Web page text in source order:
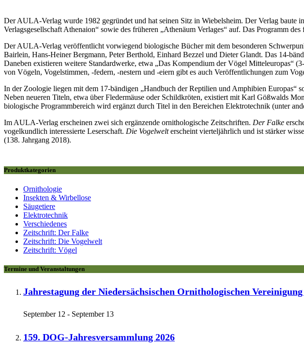
Der AULA-Verlag wurde 1982 gegründet und hat seinen Sitz in Wiebelsheim. Der Verlag baute
Verlagsgesellschaft Athenaion“ sowie des früheren „Athenäum Verlages“ auf. Das Programm
Der AULA-Verlag veröffentlicht vorwiegend biologische Bücher mit dem besonderen
Bairlein, Hans-Heiner Bergmann, Peter Berthold, Einhard Bezzel und Dieter Glandt. Das 14-
Daneben existieren weitere Standardwerke, etwa „Das Kompendium der Vögel Mitteleuropas“
von Vögeln, Vogelstimmen, -federn, -nestern und -eiern gibt es auch Veröffentlichungen zum
In der Zoologie liegen mit dem 17-bändigen „Handbuch der Reptilien und Amphibien Europas“
Neben neueren Titeln, etwa über Fledermäuse oder Schildkröten, existiert mit Karl Gößwalds
biologische Programmbereich wird ergänzt durch Titel in den Bereichen Elektrotechnik (unter
Im AULA-Verlag erscheinen zwei sich ergänzende ornithologische Zeitschriften. Der Falke
vogelkundlich interessierte Leserschaft. Die Vogelwelterscheint vierteljährlich und ist stärker
(138. Jahrgang 2018).
Produktkategorien
Ornithologie
Insekten & Wirbellose
Säugetiere
Elektrotechnik
Verschiedenes
Zeitschrift: Der Falke
Zeitschrift: Die Vogelwelt
Zeitschrift: Vögel
Termine und Veranstaltungen
Jahrestagung der Niedersächsischen Ornithologischen Vereinigung
September 12 - September 13
159. DOG-Jahresversammlung 2026